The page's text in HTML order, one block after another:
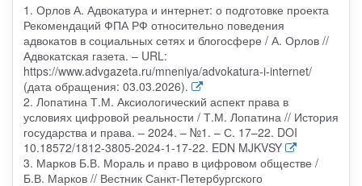
1. Орлов А. Адвокатура и интернет: о подготовке проекта
Рекомендаций ФПА РФ относительно поведения
адвокатов в социальных сетях и блогосфере / А. Орлов //
Адвокатская газета. – URL:
https://www.advgazeta.ru/mneniya/advokatura-i-internet/
(дата обращения: 03.03.2026).
2. Лопатина Т.М. Аксиологический аспект права в
условиях цифровой реальности / Т.М. Лопатина // История
государства и права. – 2024. – №1. – С. 17–22. DOI
10.18572/1812-3805-2024-1-17-22. EDN MJKVSY
3. Марков Б.В. Мораль и право в цифровом обществе /
Б.В. Марков // Вестник Санкт-Петербургского